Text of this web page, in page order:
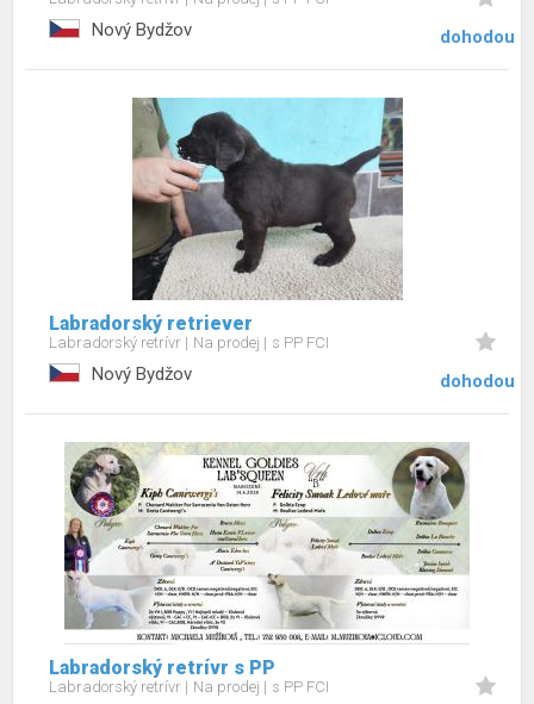
Nový Bydžov dohodou
Labradorský retriever
Labradorský retrívr Na prodej s PP FCI
Nový Bydžov dohodou
Labradorský retrívr s PP
Labradorský retrívr Na prodej s PP FCI